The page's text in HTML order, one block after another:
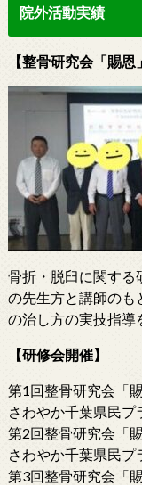
院外活動実績
【整骨研究会「賜恩
骨折・脱臼に関する
の先生方と講師のも
の治し方の実技指導
【研修会開催】
第1回整骨研究会「
さわやか千葉県民プ
第2回整骨研究会「
さわやか千葉県民プ
第3回整骨研究会「